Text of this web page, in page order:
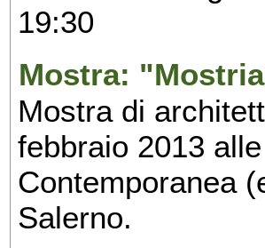
19:30
Mostra:
Mostra di
febbraio 2013
Contemporanea
Salerno.